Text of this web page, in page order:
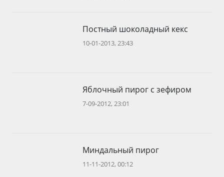
Постный шоколадный кекс
10-01-2013, 23:43
Яблочный пирог с зефиром
7-09-2012, 23:01
Миндальный пирог
11-11-2012, 00:12